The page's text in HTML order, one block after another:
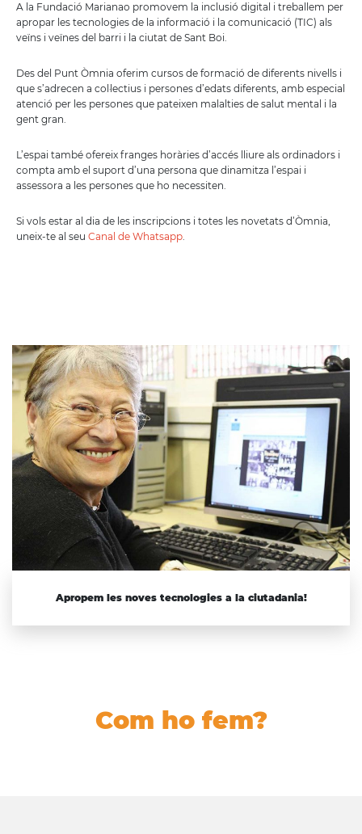
A la Fundació Marianao promovem la inclusió digital i treballem per
apropar les tecnologies de la informació i la comunicació (TIC) als
veïns i veïnes del barri i la ciutat de Sant Boi.
Des del Punt Òmnia oferim cursos de formació de diferents nivells i
que s’adrecen a col·lectius i persones d’edats diferents, amb especial
atenció per les persones que pateixen malalties de salut mental i la
gent gran.
L’espai també ofereix franges horàries d’accés lliure als ordinadors i
compta amb el suport d’una persona que dinamitza l’espai i
assessora a les persones que ho necessiten.
Si vols estar al dia de les inscripcions i totes les novetats d’Òmnia,
uneix-te al seu Canal de Whatsapp.
Apropem les noves tecnologies a la ciutadania!
Com ho fem?